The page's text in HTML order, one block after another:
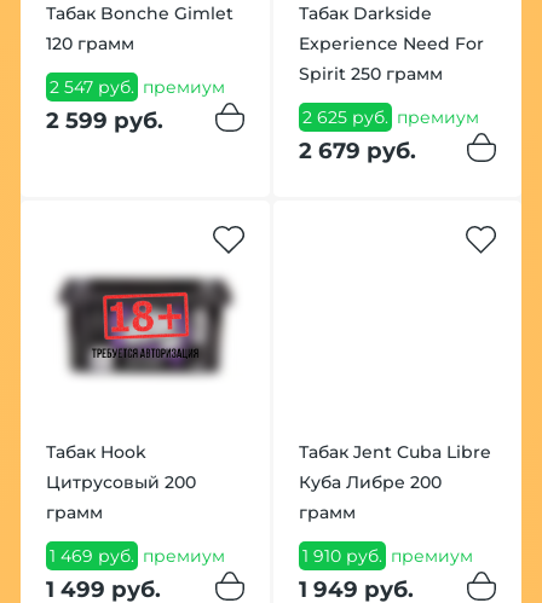
Табак Bonche Gimlet
120 грамм
2 547 руб. премиум
2 599 руб.
Табак Darkside
Experience Need For
Spirit 250 грамм
2 625 руб. премиум
2 679 руб.
Табак Hook
Цитрусовый 200
грамм
1 469 руб. премиум
1 499 руб.
Табак Jent Cuba Libre
Куба Либре 200
грамм
1 910 руб. премиум
1 949 руб.